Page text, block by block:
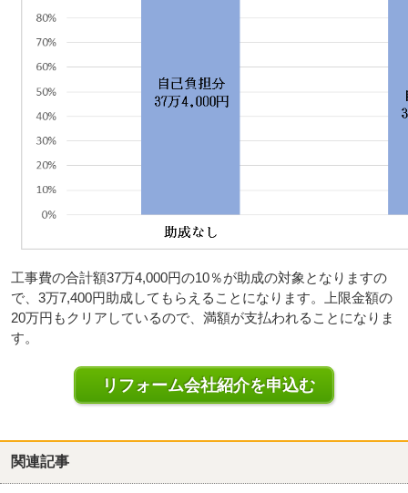
工事費の合計額37万4,000円の10％が助成の対象となりますの
で、3万7,400円助成してもらえることになります。上限金額の
20万円もクリアしているので、満額が支払われることになりま
す。
リフォーム会社紹介を申込む
関連記事